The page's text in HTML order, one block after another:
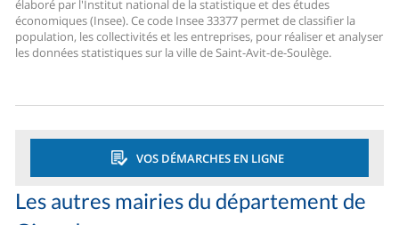
élaboré par l'Institut national de la statistique et des études
économiques (Insee). Ce code Insee 33377 permet de classifier la
population, les collectivités et les entreprises, pour réaliser et analyser
les données statistiques sur la ville de Saint-Avit-de-Soulège.
VOS DÉMARCHES EN LIGNE
Les autres mairies du département de